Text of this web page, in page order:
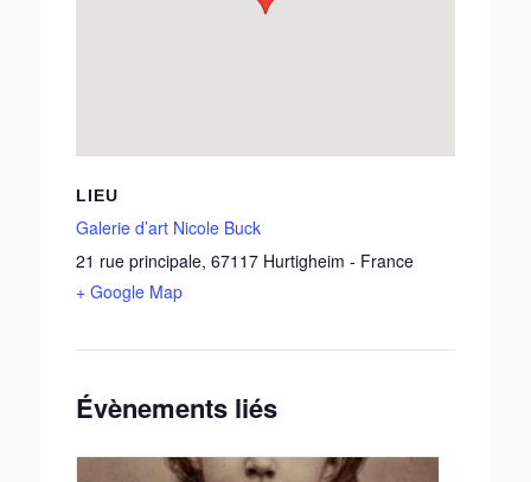
LIEU
Galerie d’art Nicole Buck
21 rue principale, 67117 Hurtigheim - France
+ Google Map
Évènements liés